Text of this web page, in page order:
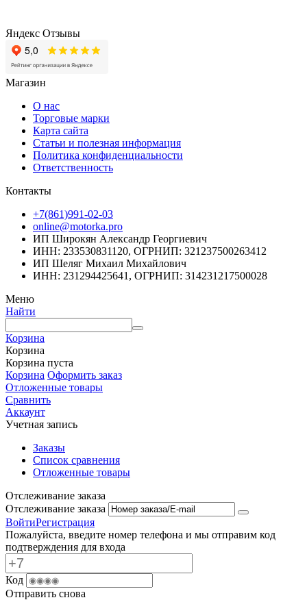
Яндекс Отзывы
Магазин
О нас
Торговые марки
Карта сайта
Статьи и полезная информация
Политика конфиденциальности
Ответственность
Контакты
+7(861)991-02-03
online@motorka.pro
ИП Широкян Александр Георгиевич
ИНН: 233530831120, ОГРНИП: 321237500263412
ИП Шеляг Михаил Михайлович
ИНН: 231294425641, ОГРНИП: 314231217500028
Меню
Найти
Корзина
Корзина
Корзина пуста
Корзина Оформить заказ
Отложенные товары
Сравнить
Аккаунт
Учетная запись
Заказы
Список сравнения
Отложенные товары
Отслеживание заказа
Отслеживание заказа
ВойтиРегистрация
Пожалуйста, введите номер телефона и мы отправим код
подтверждения для входа
Код
Отправить снова